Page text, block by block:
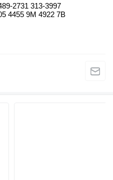
2731 313-3997
4455 9M 4922 7B